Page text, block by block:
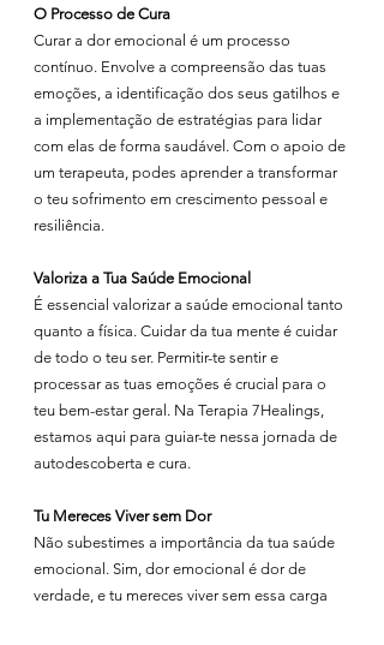
O Processo de Cura
Curar a dor emocional é um processo
contínuo. Envolve a compreensão das tuas
emoções, a identificação dos seus gatilhos e
a implementação de estratégias para lidar
com elas de forma saudável. Com o apoio de
um terapeuta, podes aprender a transformar
o teu sofrimento em crescimento pessoal e
resiliência.
Valoriza a Tua Saúde Emocional
É essencial valorizar a saúde emocional tanto
quanto a física. Cuidar da tua mente é cuidar
de todo o teu ser. Permitir-te sentir e
processar as tuas emoções é crucial para o
teu bem-estar geral. Na Terapia 7Healings,
estamos aqui para guiar-te nessa jornada de
autodescoberta e cura.
Tu Mereces Viver sem Dor
Não subestimes a importância da tua saúde
emocional. Sim, dor emocional é dor de
verdade, e tu mereces viver sem essa carga